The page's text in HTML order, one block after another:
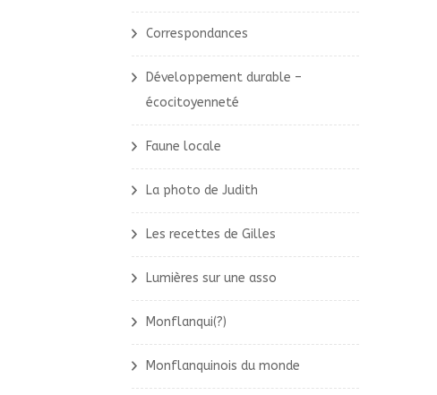
Correspondances
Développement durable –
écocitoyenneté
Faune locale
La photo de Judith
Les recettes de Gilles
Lumières sur une asso
Monflanqui(?)
Monflanquinois du monde